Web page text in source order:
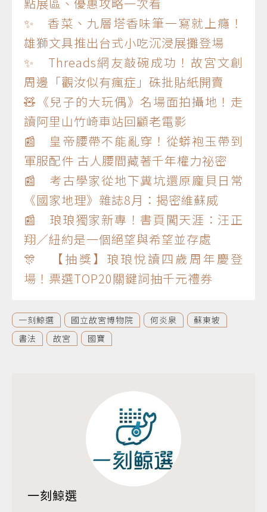
✨ 香菜、九層塔香味筆一寫就上癮！
雄獅文具推出台式小吃沉浸展攤登場
✨ Threads網友敲碗成功！故宮文創
周邊「觀汝似有瘋症」硃批貼紙開賣
🧸《兒子的大玩偶》名場面拍攝地！走
讀阿里山竹崎車站回顧老電影
📰 皇帝腰帶不能亂穿！從蟒袍玉帶到
軍服配件 古人腰間藏著千年權力祕密
📰 考古學家從地下糞坑還原龐貝日常
《國家地理》雜誌8月：揭密維蘇威
📰 琅琅獨家新專！書頁闖天涯：汪正
翔／紐約是一個絕望與希望並存處
🎊 【抽獎】琅琅悅讀四歲周年慶登
場！票選TOP20關鍵詞抽千元禮券
一刻鯨選 國立故宮博物院 何炎泉
蘇東坡
書法
故宮 國寶
一刻鯨選